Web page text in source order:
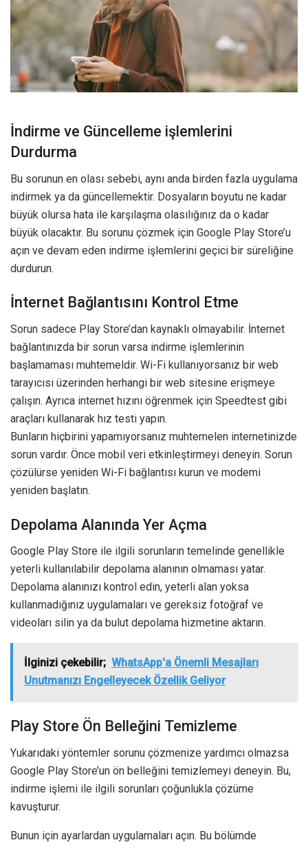
İndirme ve Güncelleme işlemlerini
Durdurma
Bu sorunun en olası sebebi, aynı anda birden fazla uygulama
indirmek ya da güncellemektir. Dosyaların boyutu ne kadar
büyük olursa hata ile karşılaşma olasılığınız da o kadar
büyük olacaktır. Bu sorunu çözmek için Google Play Store’u
açın ve devam eden indirme işlemlerini geçici bir süreliğine
durdurun.
İnternet Bağlantısını Kontrol Etme
Sorun sadece Play Store’dan kaynaklı olmayabilir. İnternet
bağlantınızda bir sorun varsa indirme işlemlerinin
başlamaması muhtemeldir. Wi-Fi kullanıyorsanız bir web
tarayıcısı üzerinden herhangi bir web sitesine erişmeye
çalışın. Ayrıca internet hızını öğrenmek için Speedtest gibi
araçları kullanarak hız testi yapın.
Bunların hiçbirini yapamıyorsanız muhtemelen internetinizde
sorun vardır. Önce mobil veri etkinleştirmeyi deneyin. Sorun
çözülürse yeniden Wi-Fi bağlantısı kurun ve modemi
yeniden başlatın.
Depolama Alanında Yer Açma
Google Play Store ile ilgili sorunların temelinde genellikle
yeterli kullanılabilir depolama alanının olmaması yatar.
Depolama alanınızı kontrol edin, yeterli alan yoksa
kullanmadığınız uygulamaları ve gereksiz fotoğraf ve
videoları silin ya da bulut depolama hizmetine aktarın.
İlginizi çekebilir; WhatsApp'a Önemli Mesajları
Unutmanızı Engelleyecek Özellik Geliyor
Play Store Ön Belleğini Temizleme
Yukarıdaki yöntemler sorunu çözmenize yardımcı olmazsa
Google Play Store’un ön belleğini temizlemeyi deneyin. Bu,
indirme işlemi ile ilgili sorunları çoğunlukla çözüme
kavuşturur.
Bunun için ayarlardan uygulamaları açın. Bu bölümde